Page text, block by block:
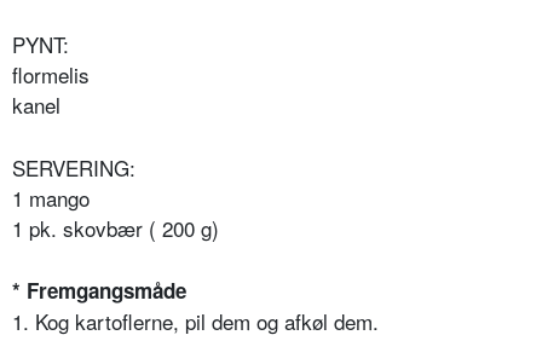
PYNT:
flormelis
kanel
SERVERING:
1 mango
1 pk. skovbær ( 200 g)
* Fremgangsmåde
1. Kog kartoflerne, pil dem og afkøl dem.